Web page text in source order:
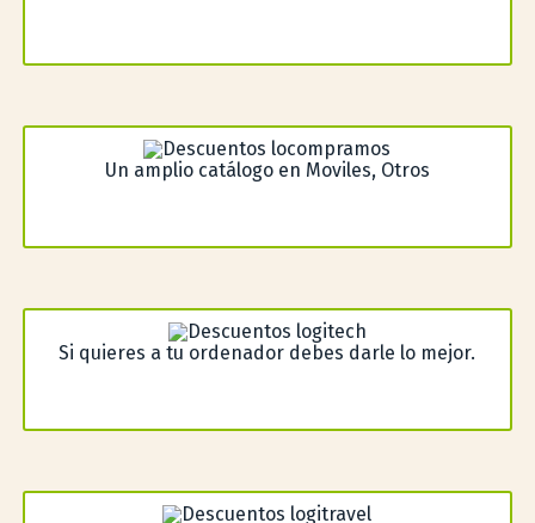
Un amplio catálogo en Moviles, Otros
Si quieres a tu ordenador debes darle lo mejor.